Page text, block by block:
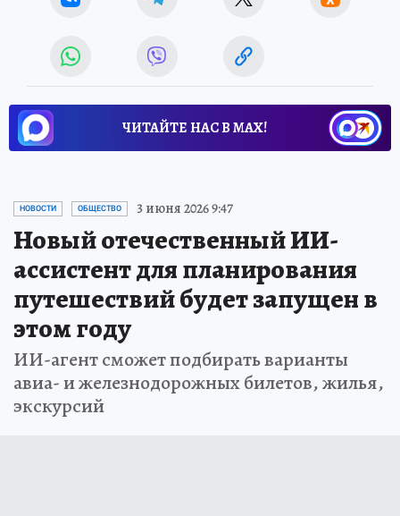
ЧИТАЙТЕ НАС В МАХ!
НОВОСТИ ОБЩЕСТВО 3 июня 2026 9:47
Новый отечественный ИИ-
ассистент для планирования
путешествий будет запущен в
этом году
ИИ-агент сможет подбирать варианты
авиа- и железнодорожных билетов, жилья,
экскурсий